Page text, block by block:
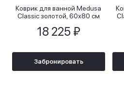
Коврик для ванной Medusa
Classic золотой, 60х80 см
18 225 ₽
Забронировать